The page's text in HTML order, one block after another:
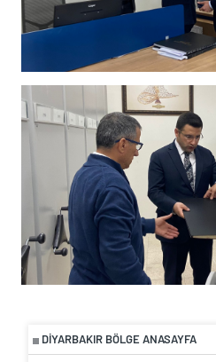
DIYARBAKIR BÖLGE ANASAYFA